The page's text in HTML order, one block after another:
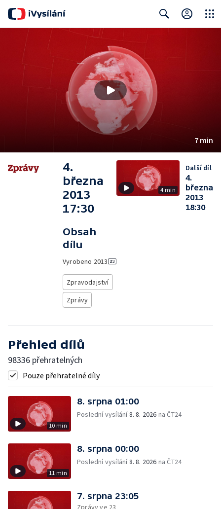
7 min
4.
března
2013
17:30
Obsah
dílu
Vyrobeno 2013
Zpravodajství
Zprávy
4 min
Další díl
4.
března
2013
18:30
Přehled dílů
98336 přehratelných
Pouze přehratelné díly
10 min
8. srpna 01:00
Poslední vysílání8. 8. 2026 na ČT24
11 min
8. srpna 00:00
Poslední vysílání8. 8. 2026 na ČT24
7. srpna 23:05
Zprávy ve 23